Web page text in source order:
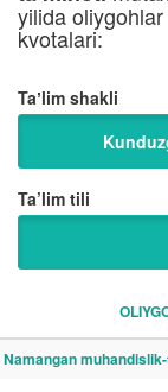
yilida
kvotalari:
Taʼlim shakli
Ta’lim tili
Namangan